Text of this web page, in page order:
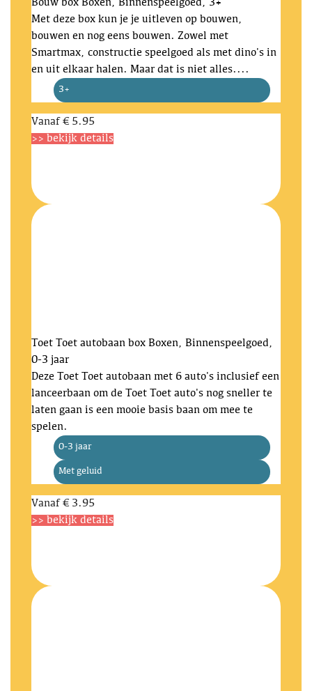
Bouw box Boxen, Binnenspeelgoed, 3+
Met deze box kun je je uitleven op bouwen,
bouwen en nog eens bouwen. Zowel met
Smartmax, constructie speelgoed als met dino's in
en uit elkaar halen. Maar dat is niet alles....
3+
Vanaf € 5.95
>> bekijk details
Toet Toet autobaan box Boxen, Binnenspeelgoed,
0-3 jaar
Deze Toet Toet autobaan met 6 auto's inclusief een
lanceerbaan om de Toet Toet auto's nog sneller te
laten gaan is een mooie basis baan om mee te
spelen.
0-3 jaar
Met geluid
Vanaf € 3.95
>> bekijk details